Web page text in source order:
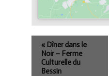
«Dîner dans le
Noir – Ferme
Culturelle du
Bessin